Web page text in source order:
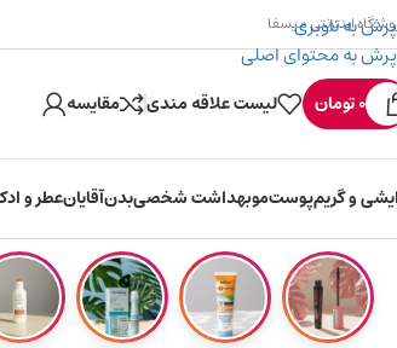
پرش به ناوبری
پرش به محتوای اصلی
۳۰۰ میسکوین (۳۰ هزار تومن) هدیه خرید اول
اینترنتی میسفا
0تومان لیست علاقه مندی مقایسه
و گریمپوستموبهداشت شخصیبدنآقایانعطر و